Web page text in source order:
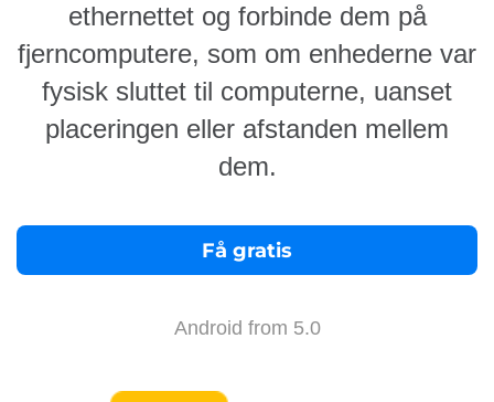
ethernettet og forbinde dem på
fjerncomputere, som om enhederne var
fysisk sluttet til computerne, uanset
placeringen eller afstanden mellem
dem.
Få gratis
Android from 5.0